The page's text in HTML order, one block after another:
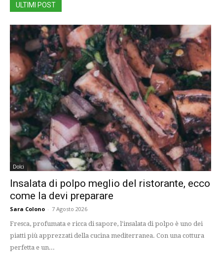
ULTIMI POST
Dolci
Insalata di polpo meglio del ristorante, ecco
come la devi preparare
Sara Colono - 7 Agosto 2026
Fresca, profumata e ricca di sapore, l'insalata di polpo è uno dei
piatti più apprezzati della cucina mediterranea. Con una cottura
perfetta e un...